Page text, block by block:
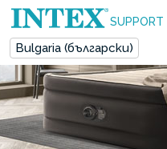
SUPPORT
Bulgaria (български)